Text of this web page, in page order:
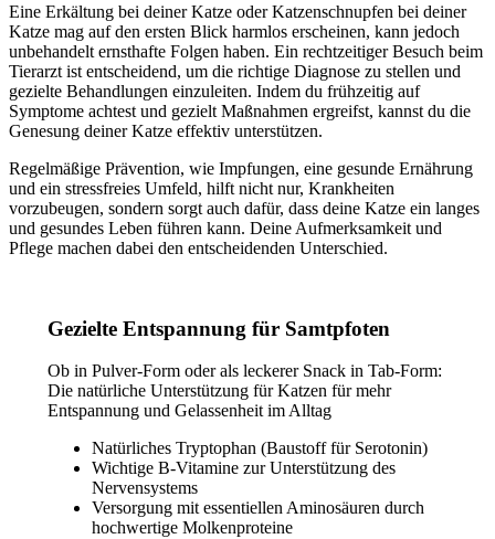
Eine Erkältung bei deiner Katze oder Katzenschnupfen bei deiner
Katze mag auf den ersten Blick harmlos erscheinen, kann jedoch
unbehandelt ernsthafte Folgen haben. Ein rechtzeitiger Besuch beim
Tierarzt ist entscheidend, um die richtige Diagnose zu stellen und
gezielte Behandlungen einzuleiten. Indem du frühzeitig auf
Symptome achtest und gezielt Maßnahmen ergreifst, kannst du die
Genesung deiner Katze effektiv unterstützen.
Regelmäßige Prävention, wie Impfungen, eine gesunde Ernährung
und ein stressfreies Umfeld, hilft nicht nur, Krankheiten
vorzubeugen, sondern sorgt auch dafür, dass deine Katze ein langes
und gesundes Leben führen kann. Deine Aufmerksamkeit und
Pflege machen dabei den entscheidenden Unterschied.
Gezielte Entspannung für Samtpfoten
Ob in Pulver-Form oder als leckerer Snack in Tab-Form:
Die natürliche Unterstützung für Katzen für mehr
Entspannung und Gelassenheit im Alltag
Natürliches Tryptophan (Baustoff für Serotonin)
Wichtige B-Vitamine zur Unterstützung des
Nervensystems
Versorgung mit essentiellen Aminosäuren durch
hochwertige Molkenproteine